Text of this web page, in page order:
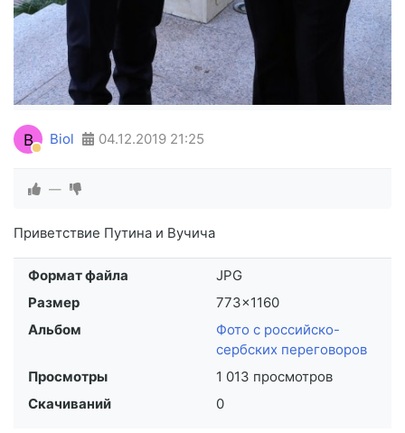
B Biol 04.12.2019 21:25
—
Приветствие Путина и Вучича
Формат файла
JPG
Размер
773×1160
Альбом
Фото с российско-
сербских переговоров
Просмотры
1 013 просмотров
Скачиваний
0